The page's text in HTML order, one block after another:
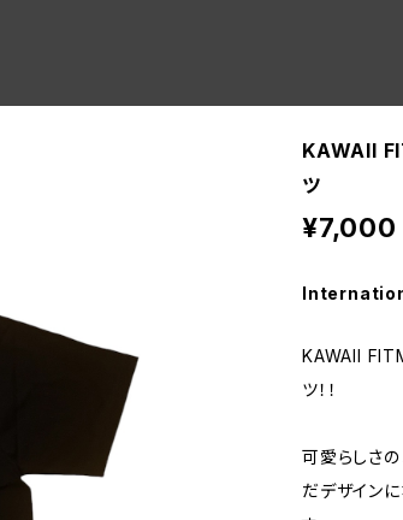
KAWAII
ツ
¥7,000
KAWAII
ツ！！
可愛らしさ
だデザイン